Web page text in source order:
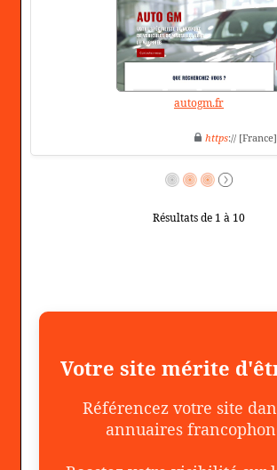
autogm.fr
https://
Résultats de 1 à 10
Votre site mérite
Référencez votre site
annuaires